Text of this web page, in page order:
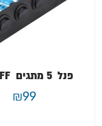
פנל 5 מתגים ON OFF
₪99